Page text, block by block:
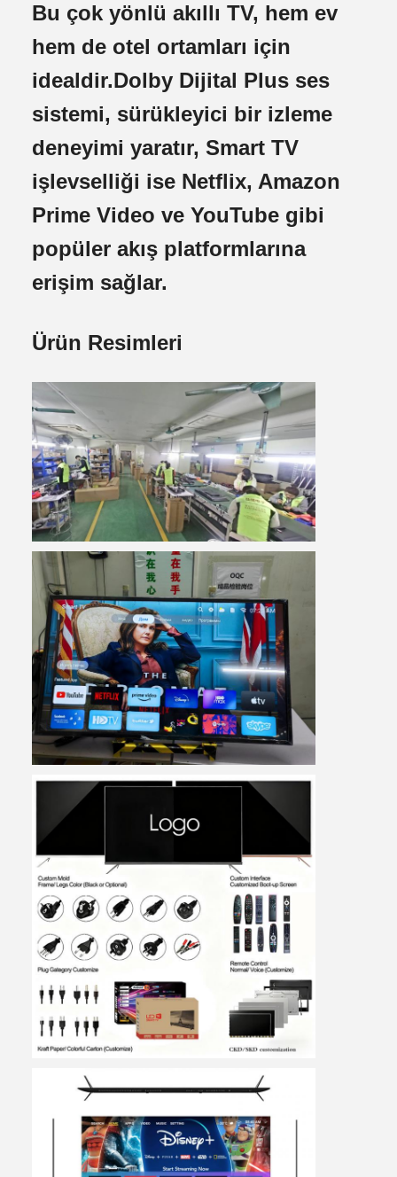
Bu çok yönlü akıllı TV, hem ev
hem de otel ortamları için
idealdir.Dolby Dijital Plus ses
sistemi, sürükleyici bir izleme
deneyimi yaratır, Smart TV
işlevselliği ise Netflix, Amazon
Prime Video ve YouTube gibi
popüler akış platformlarına
erişim sağlar.
Ürün Resimleri